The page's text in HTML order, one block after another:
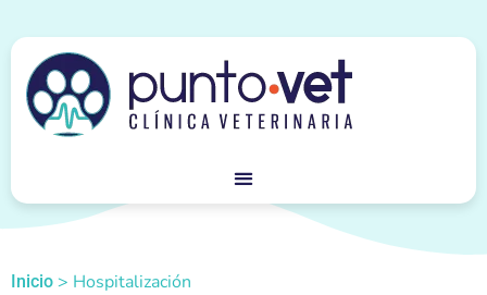
Inicio > Hospitalización